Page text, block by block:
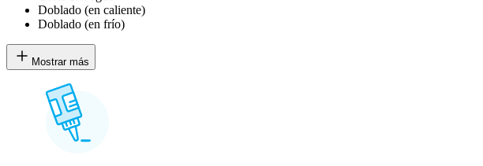
Doblado (en caliente)
Doblado (en frío)
Mostrar más